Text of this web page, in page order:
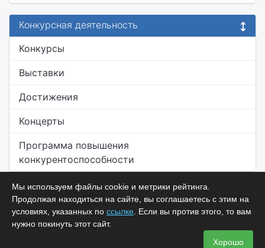
Конкурсная деятельность
Конкурсы
Выставки
Достижения
Концерты
Программа повышения
конкурентоспособности
Мы используем файлы cookie и метрики рейтинга.
Продолжая находиться на сайте, вы соглашаетесь с этим на
условиях, указанных по ссылке . Если вы против этого, то вам
нужно покинуть этот сайт.
Хорошо